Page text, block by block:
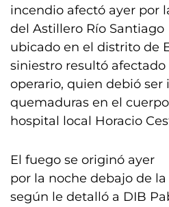
incendio afectó ayer por
del Astillero Río Santiago
ubicado en el distrito de
siniestro resultó afectado
operario, quien debió
quemaduras en el
hospital local Horacio
El fuego se originó ayer
por la noche debajo de
según le detalló a DIB